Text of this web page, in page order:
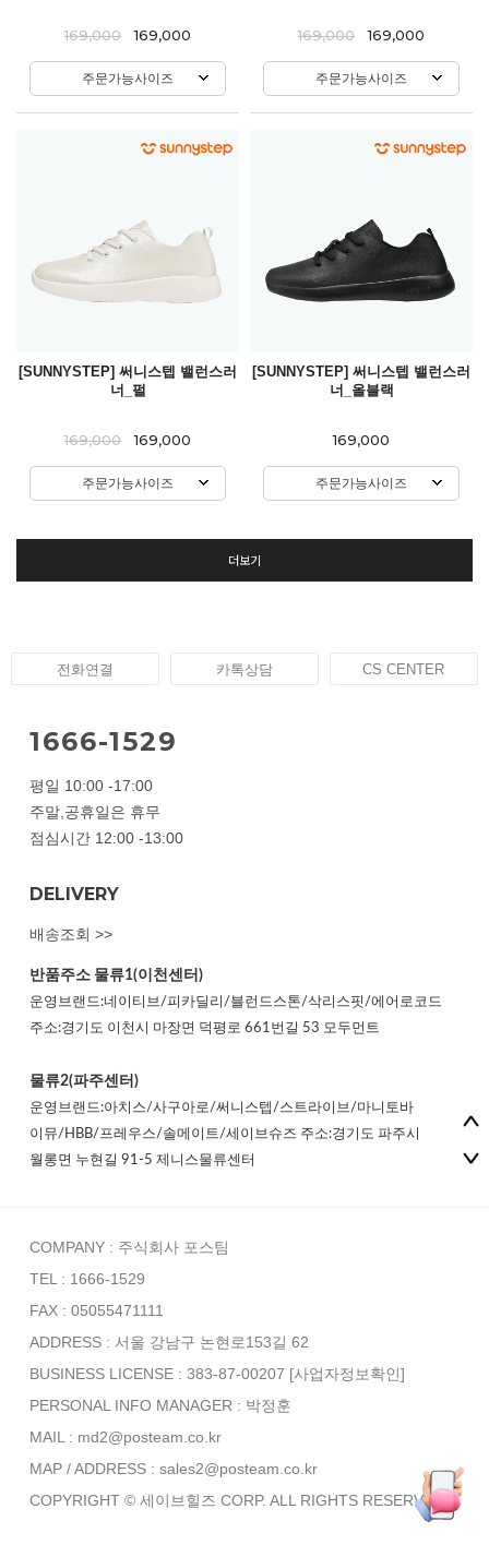
169,000 169,000
주문가능사이즈
169,000 169,000
주문가능사이즈
[SUNNYSTEP] 써니스텝 밸런스러
너_펄
169,000 169,000
주문가능사이즈
[SUNNYSTEP] 써니스텝 밸런스러
너_올블랙
169,000
주문가능사이즈
더보기
전화연결 카톡상담 CS CENTER
1666-1529
평일 10:00 -17:00
주말,공휴일은 휴무
점심시간 12:00 -13:00
DELIVERY
배송조회 >>
반품주소 물류1(이천센터)
운영브랜드:네이티브/피카딜리/블런드스톤/삭리스핏/에어로코드
주소:경기도 이천시 마장면 덕평로 661번길 53 모두먼트
물류2(파주센터)
운영브랜드:아치스/사구아로/써니스텝/스트라이브/마니토바
이뮤/HBB/프레우스/솔메이트/세이브슈즈 주소:경기도 파주시
월롱면 누현길 91-5 제니스물류센터
COMPANY : 주식회사 포스팀
TEL : 1666-1529
FAX : 05055471111
ADDRESS : 서울 강남구 논현로153길 62
BUSINESS LICENSE : 383-87-00207 [사업자정보확인]
PERSONAL INFO MANAGER : 박정훈
MAIL : md2@posteam.co.kr
MAP / ADDRESS : sales2@posteam.co.kr
COPYRIGHT © 세이브힐즈 CORP. ALL RIGHTS RESERVED.